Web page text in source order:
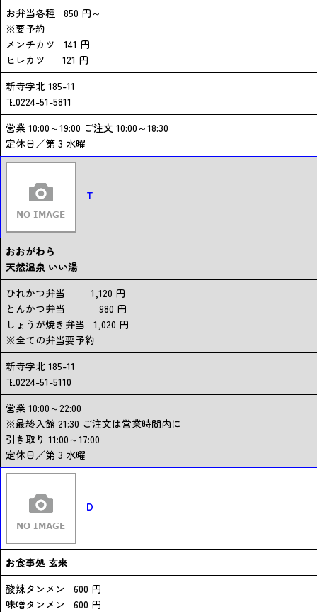
お弁当各種 850 円～
※要予約
メンチカツ 141 円
ヒレカツ 121 円
新寺字北 185-11
℡0224-51-5811
営業 10:00～19:00 ご注文 10:00～18:30
定休日／第 3 水曜
T
おおがわら
天然温泉 いい湯
ひれかつ弁当 1,120 円
とんかつ弁当 980 円
しょうが焼き弁当 1,020 円
※全ての弁当要予約
新寺字北 185-11
℡0224-51-5110
営業 10:00～22:00
※最終入館 21:30 ご注文は営業時間内に
引き取り 11:00～17:00
定休日／第 3 水曜
D
お食事処 玄来
酸辣タンメン 600 円
味噌タンメン 600 円